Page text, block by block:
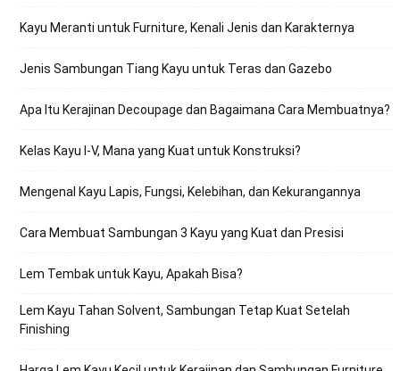
Kayu Meranti untuk Furniture, Kenali Jenis dan Karakternya
Jenis Sambungan Tiang Kayu untuk Teras dan Gazebo
Apa Itu Kerajinan Decoupage dan Bagaimana Cara Membuatnya?
Kelas Kayu I-V, Mana yang Kuat untuk Konstruksi?
Mengenal Kayu Lapis, Fungsi, Kelebihan, dan Kekurangannya
Cara Membuat Sambungan 3 Kayu yang Kuat dan Presisi
Lem Tembak untuk Kayu, Apakah Bisa?
Lem Kayu Tahan Solvent, Sambungan Tetap Kuat Setelah
Finishing